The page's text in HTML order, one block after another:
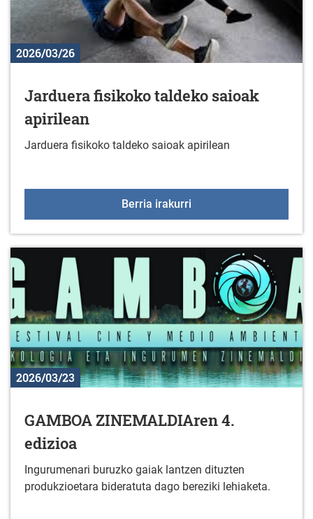
2026/03/26
Jarduera fisikoko taldeko saioak
apirilean
Jarduera fisikoko taldeko saioak apirilean
Berria irakurri
2026/03/23
GAMBOA ZINEMALDIAren 4.
edizioa
Ingurumenari buruzko gaiak lantzen dituzten
produkzioetara bideratuta dago bereziki lehiaketa.